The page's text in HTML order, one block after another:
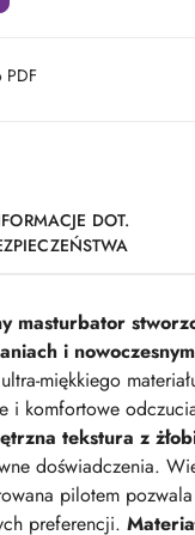
PDF
DOT.
masturbator
i
miękkiego
i komfortowe
tekstura z
doświadczenia.
pilotem
preferencji.